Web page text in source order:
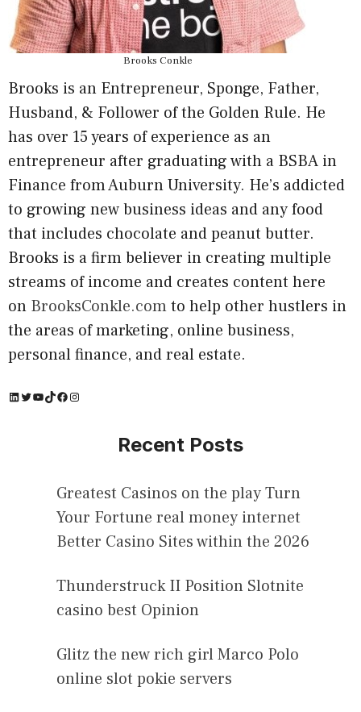
Brooks Conkle
Brooks is an Entrepreneur, Sponge, Father,
Husband, & Follower of the Golden Rule. He
has over 15 years of experience as an
entrepreneur after graduating with a BSBA in
Finance from Auburn University. He’s addicted
to growing new business ideas and any food
that includes chocolate and peanut butter.
Brooks is a firm believer in creating multiple
streams of income and creates content here
on BrooksConkle.comto help other hustlers in
the areas of marketing, online business,
personal finance, and real estate.
LinkedIn Twitter YouTube TikTok Facebook Instagram
Recent Posts
Greatest Casinos on the play Turn
Your Fortune real money internet
Better Casino Sites within the 2026
Thunderstruck II Position Slotnite
casino best Opinion
Glitz the new rich girl Marco Polo
online slot pokie servers